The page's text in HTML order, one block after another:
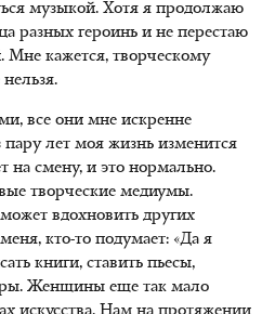
музыкой. Хотя я продолжаю
разных героинь и не перестаю
Мне кажется, творческому
все они мне искренне
лет моя жизнь изменится
на смену, и это нормально.
творческие медиумы.
вдохновить других
кто-то подумает: «Да я
книги, ставить пьесы,
Женщины еще так мало